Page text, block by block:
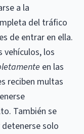
a la
del tráfico
de entrar en ella.
vehículos, los
en las
reciben multas
También se
solo